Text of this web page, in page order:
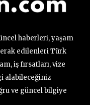
haberleri, yaşam
edilenleri Türk
iş fırsatları, vize
alabileceğiniz
ve güncel bilgiye